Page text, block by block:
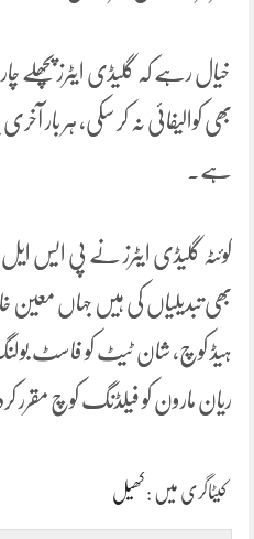
خیال رہے کہ گلیڈی ایٹرز
بھی کوالیفائی نہ کر سکی، ہر بار
ہے۔
بھی تبدیلیاں کی ہیں جہاں معین
ہیڈ کوچ، شان ٹیٹ کو فاسٹ
ریان مارون کو فیلڈنگ کوچ مقرر
کیٹاگری میں : کھیل